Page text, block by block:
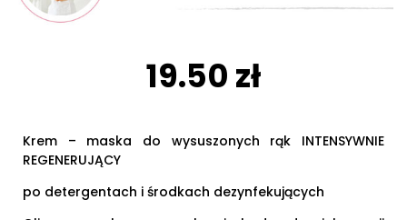
19.50 zł
Krem – maska do wysuszonych rąk INTENSYWNIE
REGENERUJĄCY
po detergentach i środkach dezynfekujących